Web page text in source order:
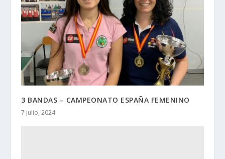
3 BANDAS – CAMPEONATO ESPAÑA FEMENINO
7 julio, 2024